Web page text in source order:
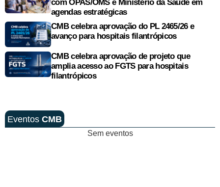
com OPAS/OMS e Ministério da Saúde em
agendas estratégicas
CMB celebra aprovação do PL 2465/26 e
avanço para hospitais filantrópicos
CMB celebra aprovação de projeto que
amplia acesso ao FGTS para hospitais
filantrópicos
Eventos CMB
Sem eventos